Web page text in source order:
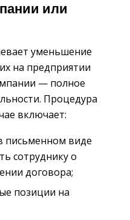
или
уменьшение
на предприятии
— полное
Процедура
включает:
письменном виде
сотруднику о
договора;
позиции на